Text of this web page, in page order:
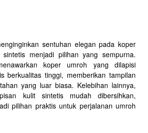
sentuhan elegan pada koper
menjadi pilihan yang sempurna.
koper umroh yang dilapisi
berkualitas tinggi, memberikan tampilan
yang luar biasa. Kelebihan lainnya,
kulit sintetis mudah dibersihkan,
pilihan praktis untuk perjalanan umroh